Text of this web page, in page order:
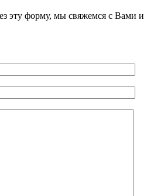
эту форму, мы свяжемся с Вами и